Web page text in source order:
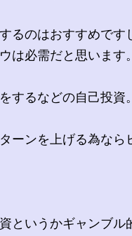
るのはおすすめです
は必需だと思います
するなどの自己投資
ーンを上げる為なら
というかギャンブル